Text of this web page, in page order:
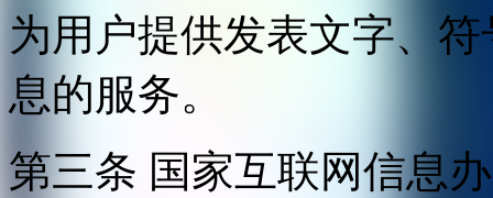
为用户提供发表文字、
息的服务。
第三条 国家互联网信息